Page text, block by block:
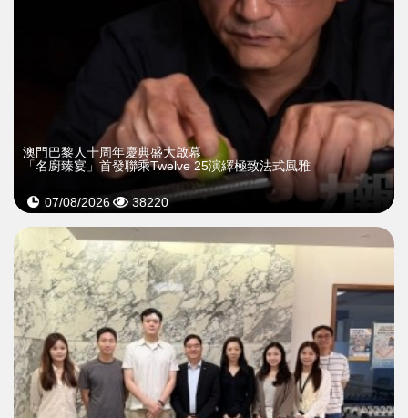
澳門巴黎人十周年慶典盛大啟幕
「名廚臻宴」首發聯乘Twelve 25演繹極致法式風雅
07/08/2026 38220